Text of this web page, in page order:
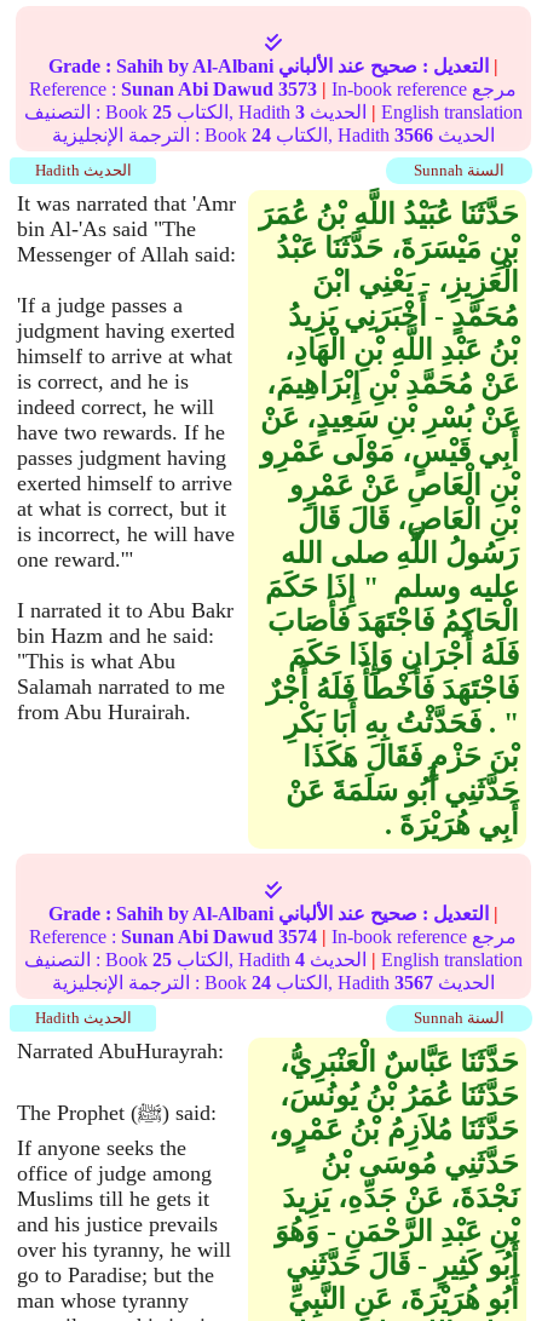
Grade : Sahih by Al-Albani التعديل : صحيح عند الألباني
|
Reference :Sunan Abi Dawud 3573 | In-book reference مرجع
التصنيف : Book 25 الكتاب, Hadith 3 | English translation
الترجمة الإنجليزية : Book 24 الكتاب, Hadith 3566 الحديث
Sunnah السنة Hadith الحديث
It was narrated that 'Amr
bin Al-'As said "The
Messenger of Allah said:
'If a judge passes a
judgment having exerted
himself to arrive at what
is correct, and he is
indeed correct, he will
have two rewards. If he
passes judgment having
exerted himself to arrive
at what is correct, but it
is incorrect, he will have
one reward.'"
I narrated it to Abu Bakr
bin Hazm and he said:
"This is what Abu
Salamah narrated to me
from Abu Hurairah.
حَدَّثَنَا عُبَيْدُ اللَّهِ بْنُ عُمَرَ
بْنِ مَيْسَرَةَ، حَدَّثَنَا عَبْدُ
الْعَزِيزِ، - يَعْنِي ابْنَ
مُحَمَّدٍ - أَخْبَرَنِي يَزِيدُ
بْنُ عَبْدِ اللَّهِ بْنِ الْهَادِ،
عَنْ مُحَمَّدِ بْنِ إِبْرَاهِيمَ،
عَنْ بُسْرِ بْنِ سَعِيدٍ، عَنْ
أَبِي قَيْسٍ، مَوْلَى عَمْرِو
بْنِ الْعَاصِ عَنْ عَمْرِو
بْنِ الْعَاصِ، قَالَ قَالَ
رَسُولُ اللَّهِ صلى الله
عليه وسلم ‏ "‏ إِذَا حَكَمَ
الْحَاكِمُ فَاجْتَهَدَ فَأَصَابَ
فَلَهُ أَجْرَانِ وَإِذَا حَكَمَ
فَاجْتَهَدَ فَأَخْطَأَ فَلَهُ أَجْرٌ
‏"‏ ‏.‏ فَحَدَّثْتُ بِهِ أَبَا بَكْرِ
بْنَ حَزْمٍ فَقَالَ هَكَذَا
حَدَّثَنِي أَبُو سَلَمَةَ عَنْ
أَبِي هُرَيْرَةَ ‏.‏
Grade : Sahih by Al-Albani التعديل : صحيح عند الألباني
|
Reference :Sunan Abi Dawud 3574 | In-book reference مرجع
التصنيف : Book 25 الكتاب, Hadith 4 | English translation
الترجمة الإنجليزية : Book 24 الكتاب, Hadith 3567 الحديث
Sunnah السنة Hadith الحديث
Narrated AbuHurayrah:
The Prophet (ﷺ) said:
If anyone seeks the
office of judge among
Muslims till he gets it
and his justice prevails
over his tyranny, he will
go to Paradise; but the
man whose tyranny
حَدَّثَنَا عَبَّاسٌ الْعَنْبَرِيُّ،
حَدَّثَنَا عُمَرُ بْنُ يُونُسَ،
حَدَّثَنَا مُلاَزِمُ بْنُ عَمْرٍو،
حَدَّثَنِي مُوسَى بْنُ
نَجْدَةَ، عَنْ جَدِّهِ، يَزِيدَ
بْنِ عَبْدِ الرَّحْمَنِ - وَهُوَ
أَبُو كَثِيرٍ - قَالَ حَدَّثَنِي
أَبُو هُرَيْرَةَ، عَنِ النَّبِيِّ